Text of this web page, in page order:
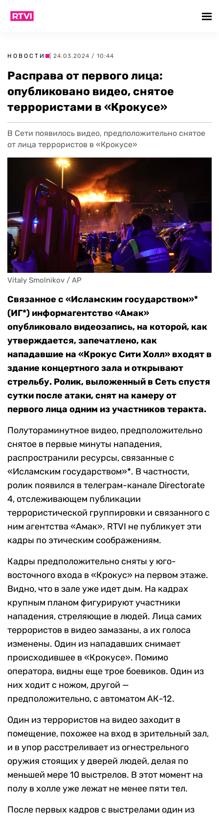
НОВОСТИ | 24.03.2024 / 10:44
Расправа от первого лица:
опубликовано видео, снятое
террористами в «Крокусе»
В Сети появилось видео, предположительно снятое
от лица террористов в «Крокусе»
Vitaly Smolnikov / AP
Связанное с «Исламским государством»*
(ИГ*) информагентство «Амак»
опубликовало видеозапись, на которой, как
утверждается, запечатлено, как
нападавшие на «Крокус Сити Холл» входят в
здание концертного зала и открывают
стрельбу. Ролик, выложенный в Сеть спустя
сутки после атаки, снят на камеру от
первого лица одним из участников теракта.
Полутораминутное видео, предположительно
снятое в первые минуты нападения,
распространили ресурсы, связанные с
«Исламским государством»*. В частности,
ролик появился в телеграм-канале Directorate
4, отслеживающем публикации
террористической группировки и связанного с
ним агентства «Амак». RTVI не публикует эти
кадры по этическим соображениям.
Кадры предположительно сняты у юго-
восточного входа в «Крокус» на первом этаже.
Видно, что в зале уже идет дым. На кадрах
крупным планом фигурируют участники
нападения, стреляющие в людей. Лица самих
террористов в видео замазаны, а их голоса
изменены. Один из нападавших снимает
происходившее в «Крокусе». Помимо
оператора, видны еще трое боевиков. Один из
них ходит с ножом, другой —
предположительно, с автоматом АК-12.
Один из террористов на видео заходит в
помещение, похожее на вход в зрительный зал,
и в упор расстреливает из огнестрельного
оружия стоящих у дверей людей, делая по
меньшей мере 10 выстрелов. В этот момент на
полу в холле уже лежат не менее пяти тел.
После первых кадров с выстрелами один из